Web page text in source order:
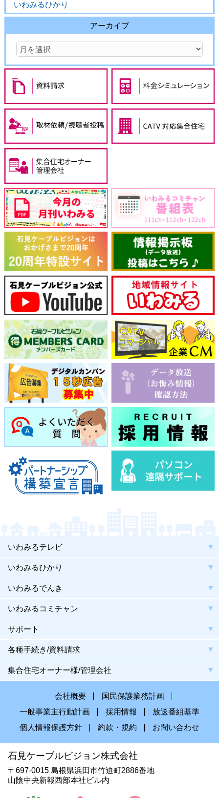
いわみるひかり
アーカイブ
いわみるテレビ
いわみるひかり
いわみるでんき
いわみるコミチャン
サポート
各種手続き/資料請求
集合住宅オーナー様/管理会社
会社概要
国民保護業務計画
一般事業主行動計画
採用情報
放送番組基準
個人情報保護方針
約款・規約 お問い合わせ
石見ケーブルビジョン株式会社
〒697-0015 島根県浜田市竹迫町2886番地
山陰中央新報西部本社ビル内